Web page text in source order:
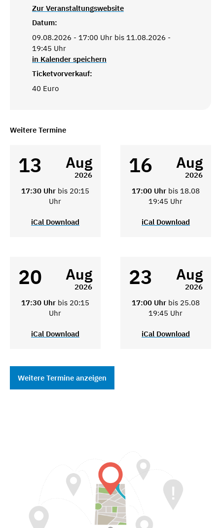
Zur Veranstaltungswebsite
Datum:
09.08.2026 - 17:00 Uhr bis 11.08.2026 -
19:45 Uhr
in Kalender speichern
Ticketvorverkauf:
40 Euro
Weitere Termine
13 Aug
2026
17:30 Uhr bis 20:15
Uhr
iCal Download
16 Aug
2026
17:00 Uhr bis 18.08
19:45 Uhr
iCal Download
20 Aug
2026
17:30 Uhr bis 20:15
Uhr
iCal Download
23 Aug
2026
17:00 Uhr bis 25.08
19:45 Uhr
iCal Download
Weitere Termine anzeigen